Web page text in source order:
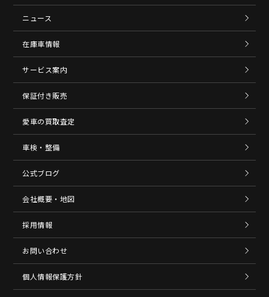
ニュース
在庫車情報
サービス案内
保証付き販売
愛車の買取査定
車検・整備
公式ブログ
会社概要・地図
採用情報
お問い合わせ
個人情報保護方針